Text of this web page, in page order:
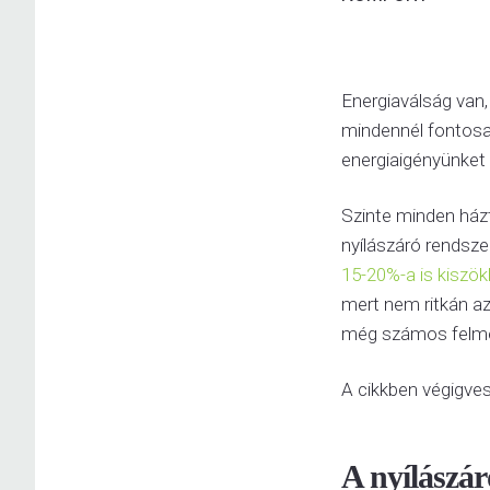
Energiaválság
mindennél
Szinte minden
nyílászáró
15-20%-a is
mert nem ritkán
még számos
A cikkben
A